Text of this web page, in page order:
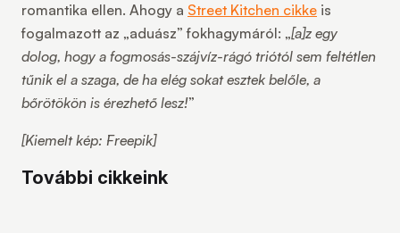
romantika ellen. Ahogy a Street Kitchen cikke is
fogalmazott az „aduász” fokhagymáról: „[a]z egy
dolog, hogy a fogmosás-szájvíz-rágó triótól sem feltétlen
tűnik el a szaga, de ha elég sokat esztek belőle, a
bőrötökön is érezhető lesz!”
[Kiemelt kép: Freepik]
További cikkeink